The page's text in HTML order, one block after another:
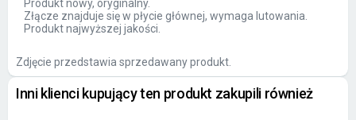
Produkt nowy, oryginalny.
Złącze znajduje się w płycie głównej, wymaga lutowania.
Produkt najwyższej jakości.
Zdjęcie przedstawia sprzedawany produkt.
Inni klienci kupujący ten produkt zakupili również